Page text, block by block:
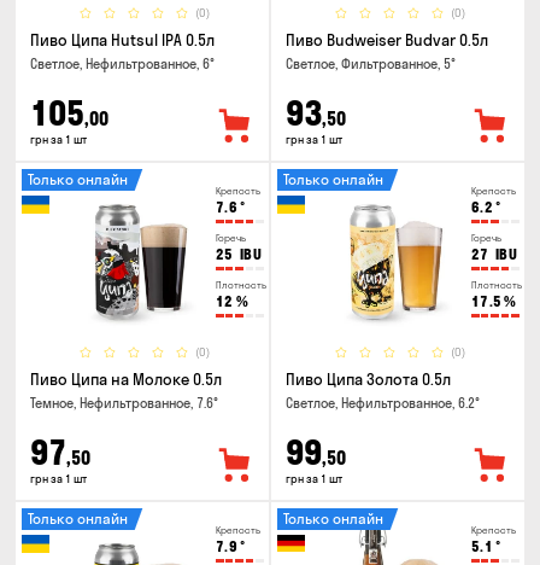
(0)
Пиво Ципа Hutsul IPA 0.5л
Светлое, Нефильтрованное, 6°
105,00
грн за 1 шт
(0)
Пиво Budweiser Budvar 0.5л
Светлое, Фильтрованное, 5°
93,50
грн за 1 шт
Крепость
7.6 °
Горечь
25 IBU
Плотность
12 %
(0)
Только онлайн
Пиво Ципа на Молоке 0.5л
Темное, Нефильтрованное, 7.6°
97,50
грн за 1 шт
Крепость
6.2 °
Горечь
27 IBU
Плотность
17.5 %
(0)
Только онлайн
Пиво Ципа Золота 0.5л
Светлое, Нефильтрованное, 6.2°
99,50
грн за 1 шт
Крепость
7.9 °
Только онлайн
Крепость
5.1 °
Только онлайн